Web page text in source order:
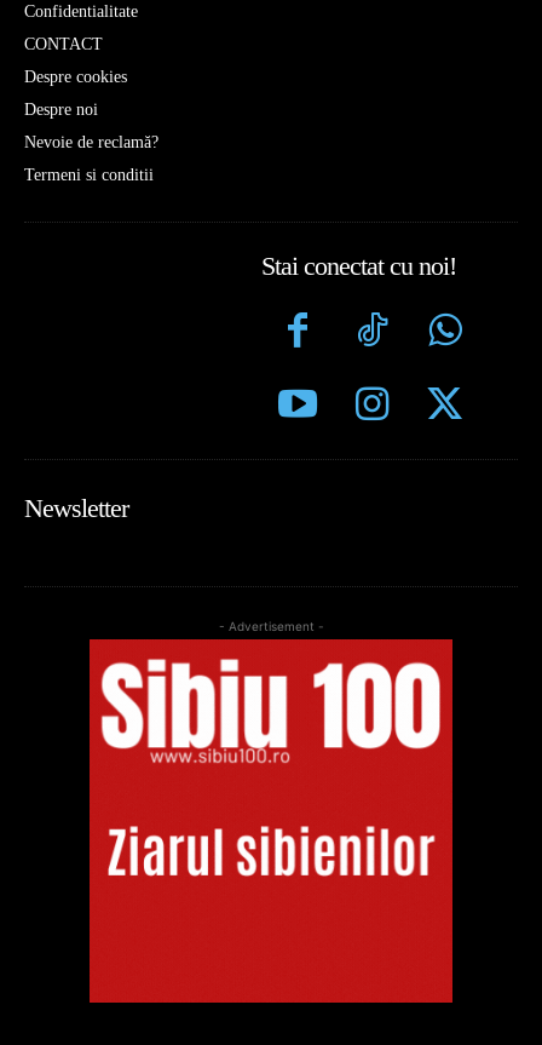
Confidentialitate
CONTACT
Despre cookies
Despre noi
Nevoie de reclamă?
Termeni si conditii
Stai conectat cu noi!
Newsletter
- Advertisement -